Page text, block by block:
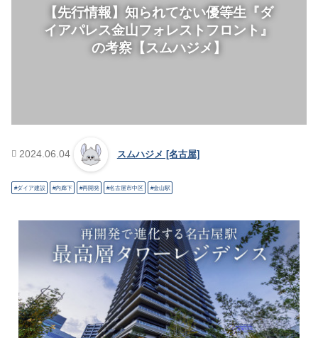
【先行情報】知られてない優等生『ダ
イアパレス金山フォレストフロント』
の考察【スムハジメ】
2024.06.04 スムハジメ [名古屋]
ダイア建設 内廊下 再開発 名古屋市中区 金山駅